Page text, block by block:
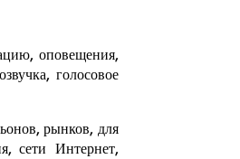
оповещения,
голосовое
рынков, для
сети Интернет,